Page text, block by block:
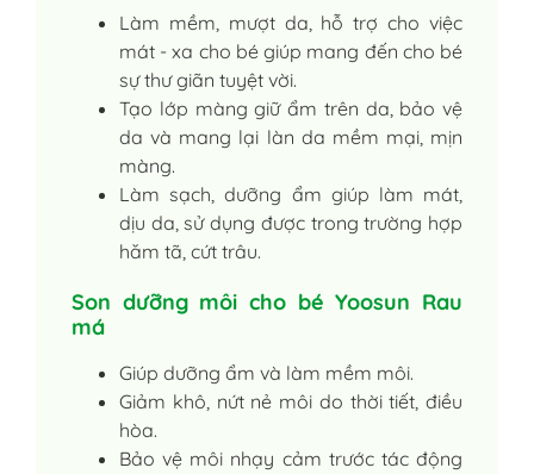
Làm mềm, mượt da, hỗ trợ cho việc
mát - xa cho bé giúp mang đến cho bé
sự thư giãn tuyệt vời.
Tạo lớp màng giữ ẩm trên da, bảo vệ
da và mang lại làn da mềm mại, mịn
màng.
Làm sạch, dưỡng ẩm giúp làm mát,
dịu da, sử dụng được trong trường hợp
hăm tã, cứt trâu.
Son dưỡng môi cho bé Yoosun Rau
má
Giúp dưỡng ẩm và làm mềm môi.
Giảm khô, nứt nẻ môi do thời tiết, điều
hòa.
Bảo vệ môi nhạy cảm trước tác động